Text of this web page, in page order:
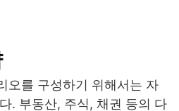
오를 구성하기 위해서는 자
. 부동산, 주식, 채권 등의 다